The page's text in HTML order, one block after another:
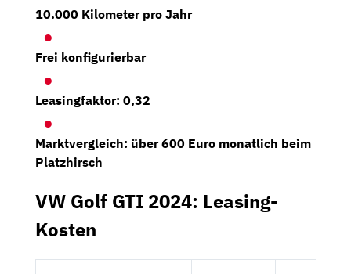
10.000 Kilometer pro Jahr
Frei konfigurierbar
Leasingfaktor: 0,32
Marktvergleich: über 600 Euro monatlich beim
Platzhirsch
VW Golf GTI 2024: Leasing-
Kosten